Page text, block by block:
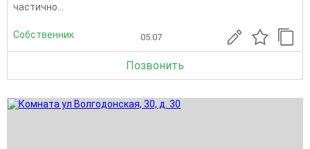
частично...
Собственник 05.07
Позвонить